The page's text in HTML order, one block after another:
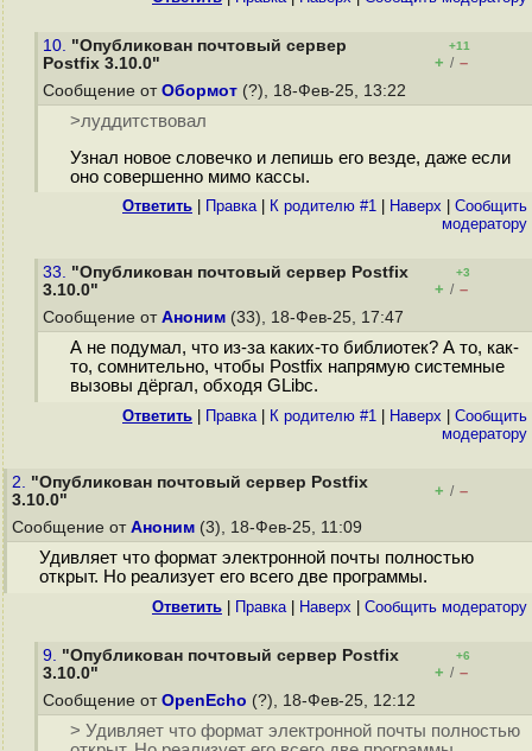
10. "Опубликован почтовый сервер
Postfix 3.10.0"
+11
+ / –
Сообщение от Обормот (?), 18-Фев-25, 13:22
>луддитствовал
Узнал новое словечко и лепишь его везде, даже если
оно совершенно мимо кассы.
Ответить Правка| К родителю #1 Наверх
Cообщить
модератору
33. "Опубликован почтовый сервер Postfix
3.10.0"
+3
+ / –
Сообщение от Аноним (33), 18-Фев-25, 17:47
А не подумал, что из-за каких-то библиотек? А то, как-
то, сомнительно, чтобы Postfix напрямую системные
вызовы дёргал, обходя GLibc.
Ответить Правка| К родителю #1 Наверх
Cообщить
модератору
2. "Опубликован почтовый сервер Postfix
3.10.0"
+ / –
Сообщение от Аноним (3), 18-Фев-25, 11:09
Удивляет что формат электронной почты полностью
открыт. Но реализует его всего две программы.
Ответить Правка| Наверх Cообщить модератору
9. "Опубликован почтовый сервер Postfix
3.10.0"
+6
+ / –
Сообщение от OpenEcho (?), 18-Фев-25, 12:12
> Удивляет что формат электронной почты полностью